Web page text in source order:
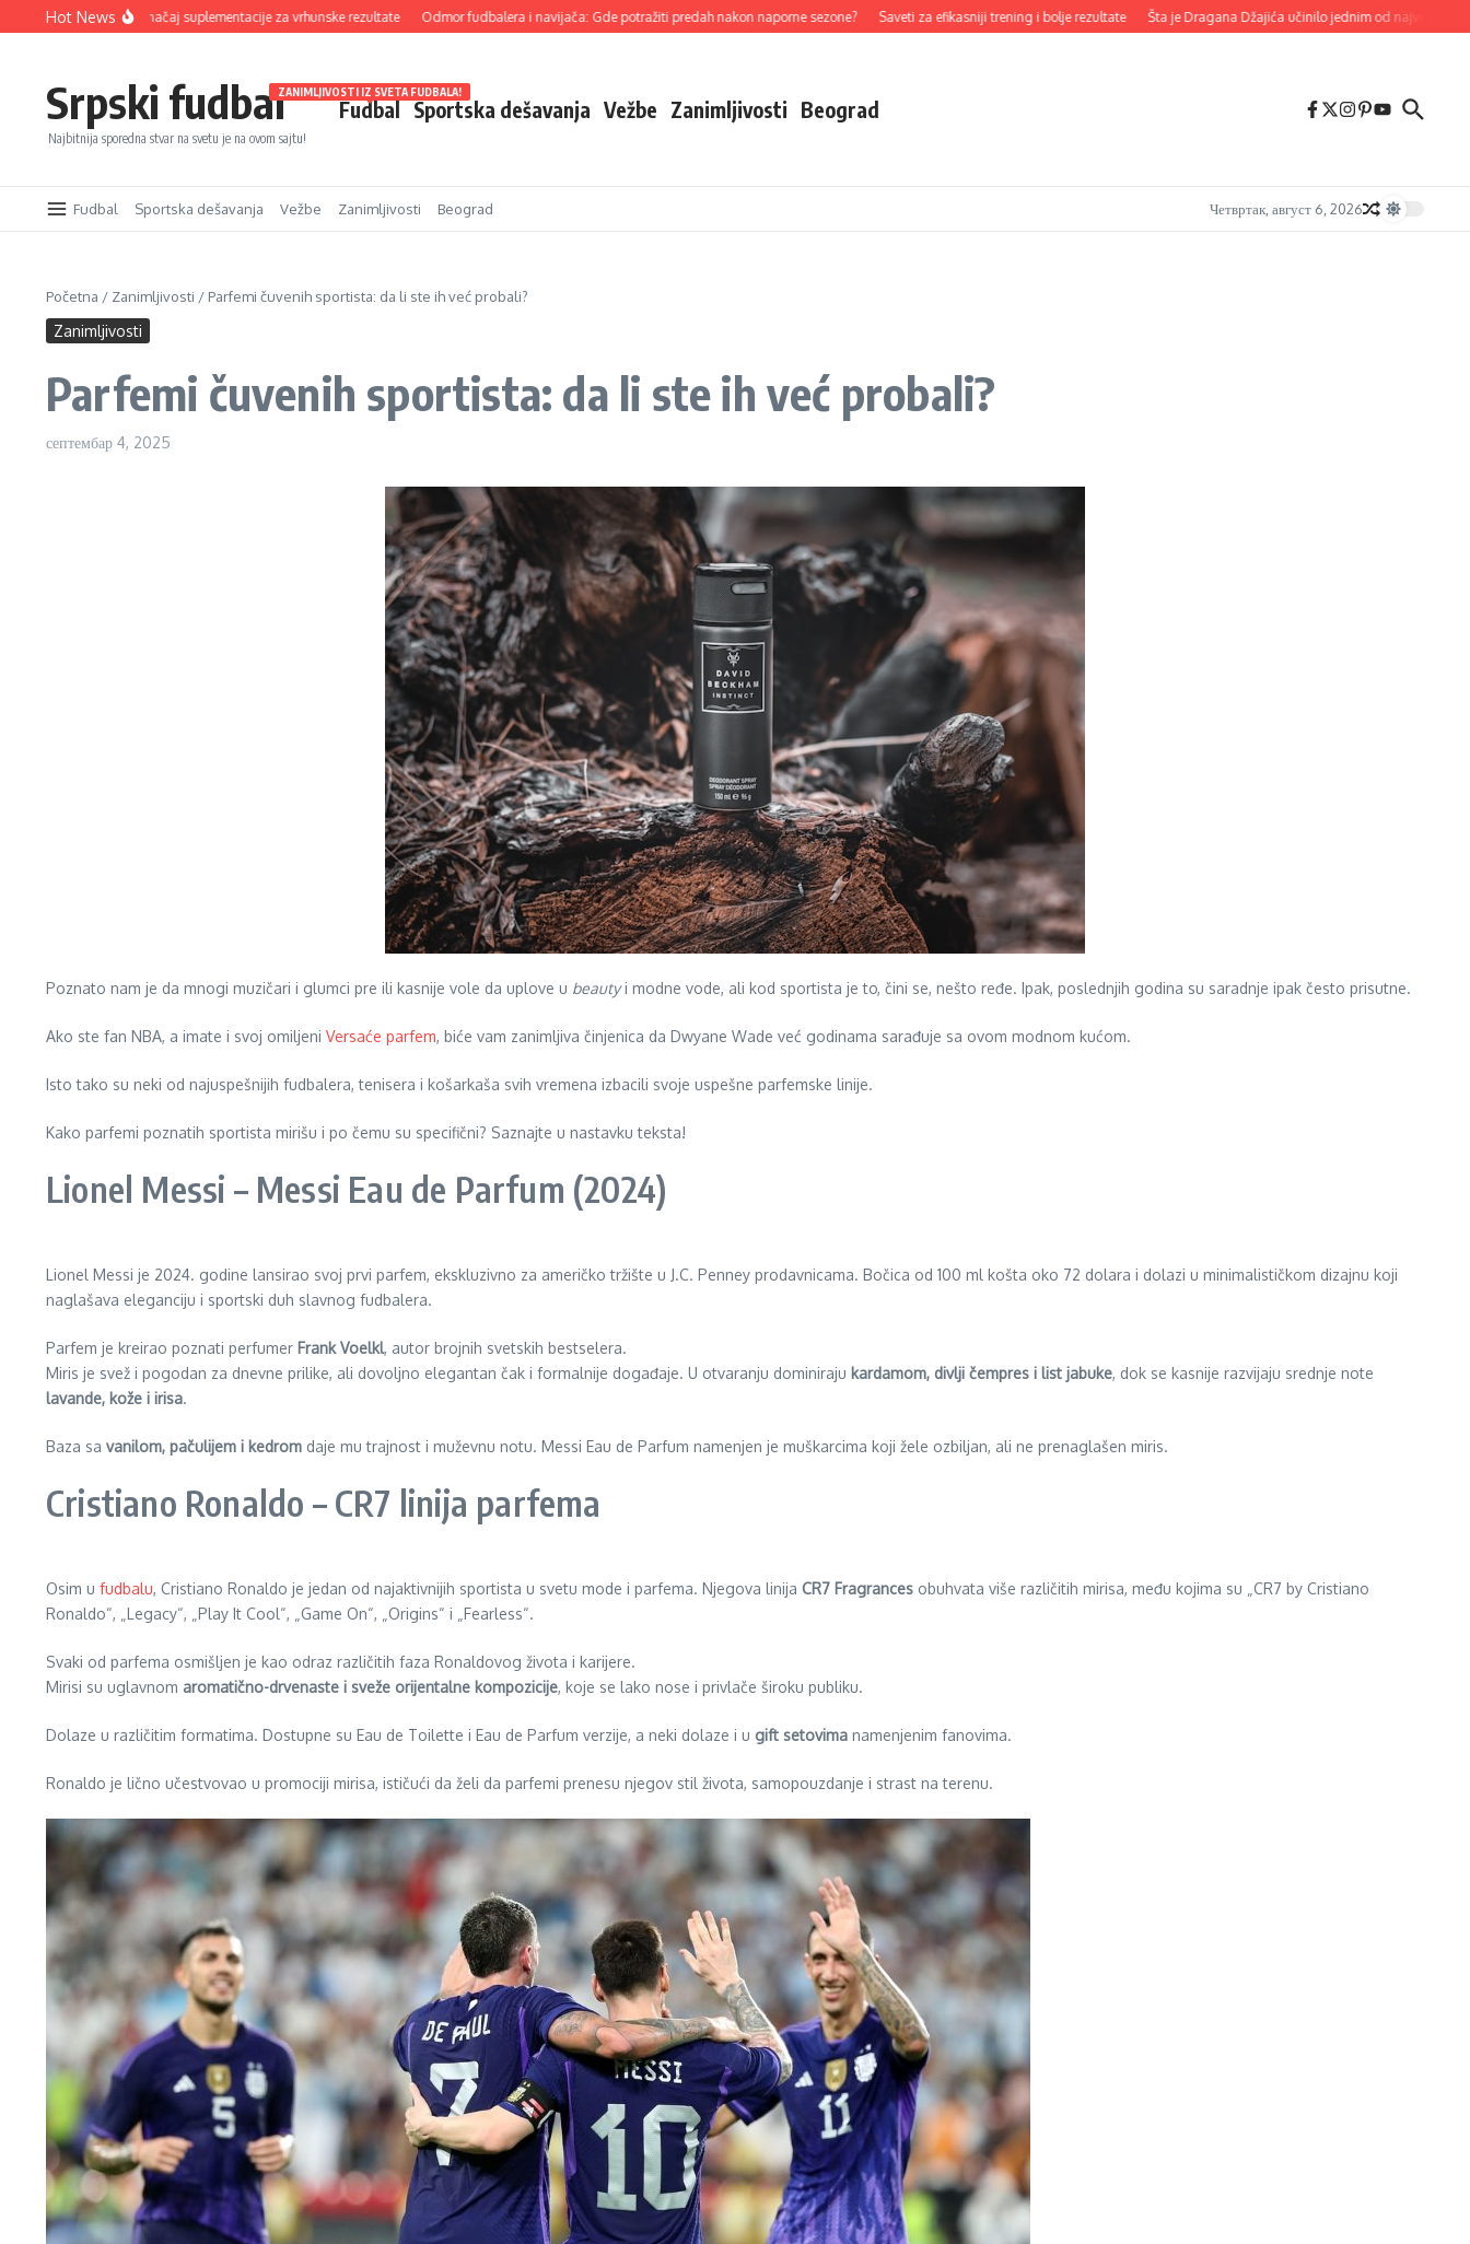
Прескочи наHot News
fudbal i značaj suplementacije za vrhunske rezultate Odmor fudbalera i navijača: Gde potražiti predah nakon naporne sezone? Saveti za efikasniji trening i bolje rezultate Šta je Dragana Džajića učinilo jednim od najvećih imena
Srpski fudbal
Najbitnija sporedna stvar na svetu je na ovom sajtu!
Fudbal
ZANIMLJIVOSTI IZ SVETA FUDBALA!
Sportska dešavanja Vežbe Zanimljivosti Beograd
Fudbal Sportska dešavanja Vežbe Zanimljivosti Beograd Четвртак, август 6, 2026
Početna / Zanimljivosti / Parfemi čuvenih sportista: da li ste ih već probali?
Zanimljivosti
Parfemi čuvenih sportista: da li ste ih već probali?
септембар 4, 2025
Poznato nam je da mnogi muzičari i glumci pre ili kasnije vole da uplove u beautyi modne vode, ali kod sportista je to, čini se, nešto ređe. Ipak, poslednjih godina su saradnje ipak često prisutne.
Ako ste fan NBA, a imate i svoj omiljeni Versaće parfem, biće vam zanimljiva činjenica da Dwyane Wade već godinama sarađuje sa ovom modnom kućom.
Isto tako su neki od najuspešnijih fudbalera, tenisera i košarkaša svih vremena izbacili svoje uspešne parfemske linije.
Kako parfemi poznatih sportista mirišu i po čemu su specifični? Saznajte u nastavku teksta!
Lionel Messi – Messi Eau de Parfum (2024)
Lionel Messi je 2024. godine lansirao svoj prvi parfem, ekskluzivno za američko tržište u J.C. Penney prodavnicama. Bočica od 100 ml košta oko 72 dolara i dolazi u minimalističkom dizajnu koji
naglašava eleganciju i sportski duh slavnog fudbalera.
Parfem je kreirao poznati perfumer Frank Voelkl, autor brojnih svetskih bestselera.
Miris je svež i pogodan za dnevne prilike, ali dovoljno elegantan čak i formalnije događaje. U otvaranju dominiraju kardamom, divlji čempres i list jabuke, dok se kasnije razvijaju srednje note
lavande, kože i irisa.
Baza sa vanilom, pačulijem i kedrom daje mu trajnost i muževnu notu. Messi Eau de Parfum namenjen je muškarcima koji žele ozbiljan, ali ne prenaglašen miris.
Cristiano Ronaldo – CR7 linija parfema
Osim u fudbalu, Cristiano Ronaldo je jedan od najaktivnijih sportista u svetu mode i parfema. Njegova linija CR7 Fragrances obuhvata više različitih mirisa, među kojima su „CR7 by Cristiano
Ronaldo“, „Legacy“, „Play It Cool“, „Game On“, „Origins“ i „Fearless“.
Svaki od parfema osmišljen je kao odraz različitih faza Ronaldovog života i karijere.
Mirisi su uglavnom aromatično-drvenaste i sveže orijentalne kompozicije, koje se lako nose i privlače široku publiku.
Dolaze u različitim formatima. Dostupne su Eau de Toilette i Eau de Parfum verzije, a neki dolaze i u gift setovima namenjenim fanovima.
Ronaldo je lično učestvovao u promociji mirisa, ističući da želi da parfemi prenesu njegov stil života, samopouzdanje i strast na terenu.